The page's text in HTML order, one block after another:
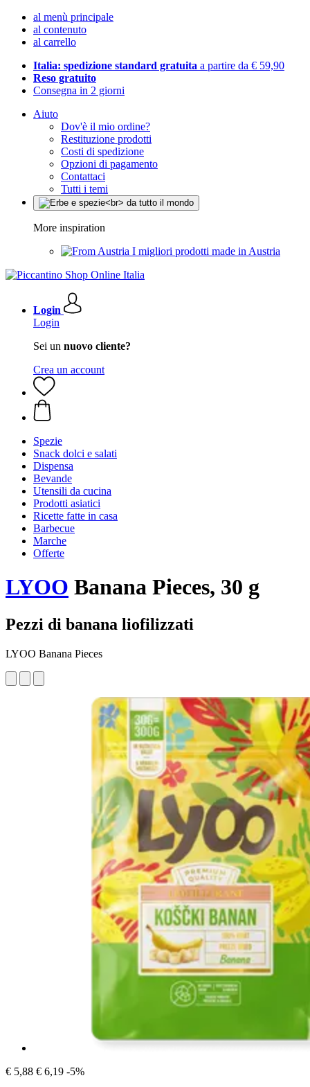
al menù principale
al contenuto
al carrello
Italia: spedizione standard gratuita a partire da € 59,90
Reso gratuito
Consegna in 2 giorni
Aiuto
Dov'è il mio ordine?
Restituzione prodotti
Costi di spedizione
Opzioni di pagamento
Contattaci
Tutti i temi
More inspiration
I migliori prodotti made in Austria
Login
Login
Sei un nuovo cliente?
Crea un account
Spezie
Snack dolci e salati
Dispensa
Bevande
Utensili da cucina
Prodotti asiatici
Ricette fatte in casa
Barbecue
Marche
Offerte
LYOO Banana Pieces, 30 g
Pezzi di banana liofilizzati
LYOO Banana Pieces
€ 5,88 € 6,19 -5%